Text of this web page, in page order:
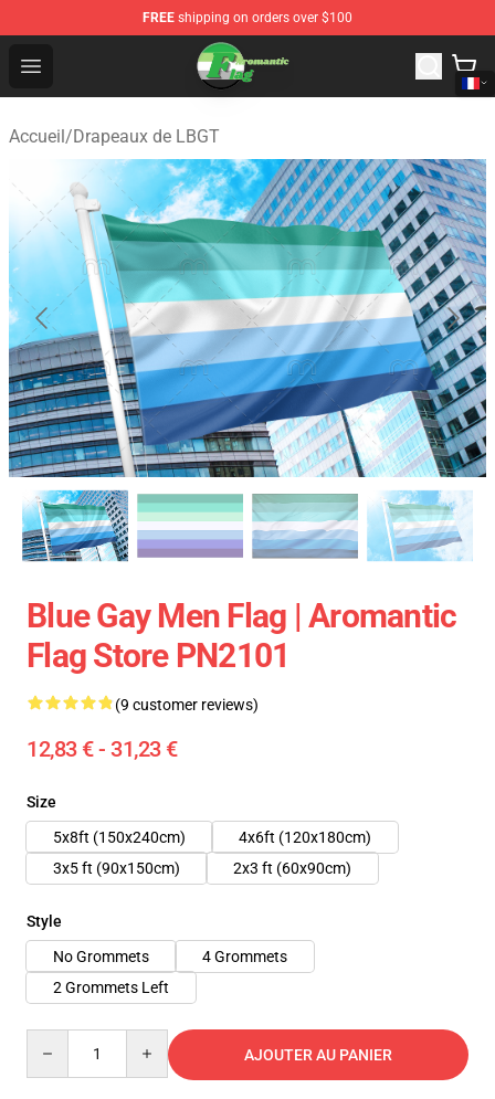
FREE shipping on orders over $100
Open menu
Aromantic Flag Shop - The Best Store of Aromantic Flag
Accueil/Drapeaux de LBGT
Blue Gay Men Flag | Aromantic
Flag Store PN2101
(9 customer reviews)
12,83 € - 31,23 €
Size
5x8ft (150x240cm)
4x6ft (120x180cm)
3x5 ft (90x150cm)
2x3 ft (60x90cm)
Style
No Grommets
4 Grommets
2 Grommets Left
AJOUTER AU PANIER